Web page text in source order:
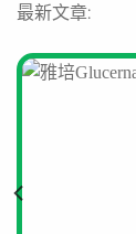
最新文章: